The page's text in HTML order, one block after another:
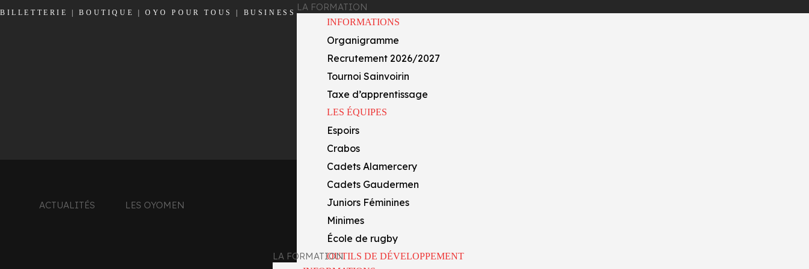
BILLETTERIE |BOUTIQUE |OYO POUR TOUS BUSINESS
ACTUALITÉS LES OYOMEN
LA FORMATION
INFORMATIONS
Organigramme
Recrutement 2026/2027
Tournoi Sainvoirin
Taxe d’apprentissage
LES ÉQUIPES
Espoirs
Crabos
Cadets Alamercery
Cadets Gaudermen
Juniors Féminines
Minimes
École de rugby
OUTILS DE DÉVELOPPEMENT
LA FORMATION